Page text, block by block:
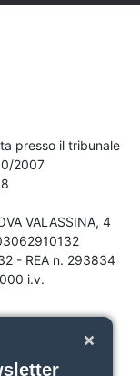
presso il tribunale
2007
VALASSINA, 4
- REA n. 293834
i.v.